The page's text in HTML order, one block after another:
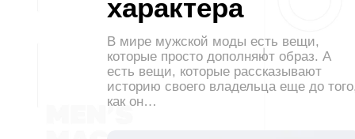
характера
В мире мужской моды есть вещи,
которые просто дополняют образ. А
есть вещи, которые рассказывают
историю своего владельца еще до
как он…